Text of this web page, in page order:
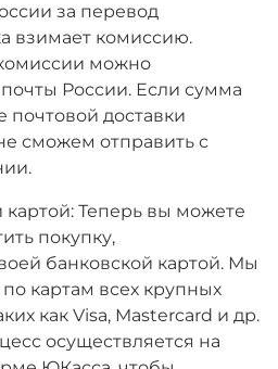
за перевод
взимает комиссию.
можно
России. Если сумма
почтовой доставки
сможем отправить с
картой: Теперь вы можете
покупку,
банковской картой. Мы
картам всех крупных
как Visa, Mastercard и др.
осуществляется на